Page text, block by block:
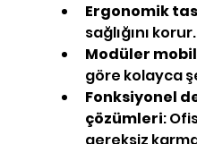
Ergonomik
sağlığını korur.
Modüler
göre kolayca
Fonksiyonel
çözümleri: